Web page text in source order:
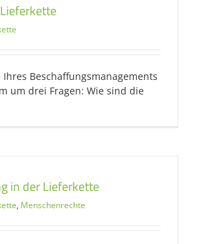
Ihres Beschaffungsmanagements
um drei Fragen: Wie sind die
in der Lieferkette
, Menschenrechte